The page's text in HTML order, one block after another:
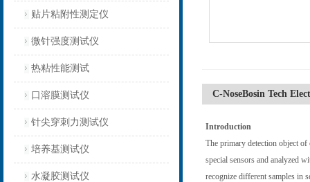
贴片粘附性测定仪
微针强度测试仪
热粘性能测试
口溶膜测试仪
针尖穿刺力测试仪
培养基测试仪
水凝胶测试仪
C-NoseBosin Tech
Introduction
The primary detection object
special sensors and analyzed
recognize different samples in